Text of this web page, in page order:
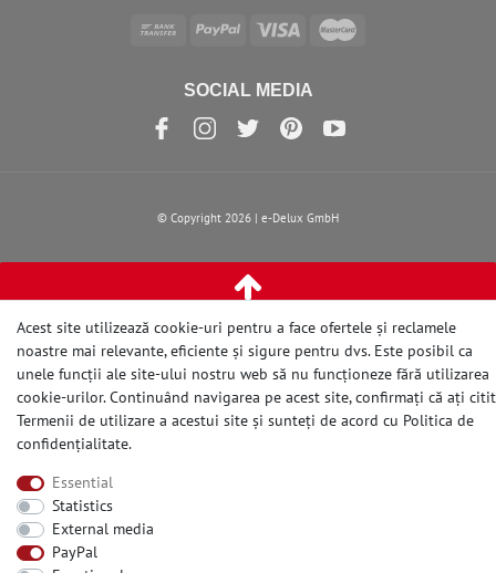
SOCIAL MEDIA
© Copyright 2026 | e-Delux GmbH
Acest site utilizează cookie-uri pentru a face ofertele și reclamele
noastre mai relevante, eficiente și sigure pentru dvs. Este posibil ca
unele funcții ale site-ului nostru web să nu funcționeze fără utilizarea
cookie-urilor. Continuând navigarea pe acest site, confirmați că ați citit
Termenii de utilizare a acestui site și sunteți de acord cu Politica de
confidențialitate.
Essential
Statistics
External media
PayPal